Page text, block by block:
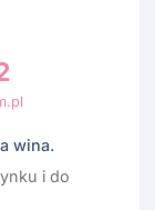
wina.
i do